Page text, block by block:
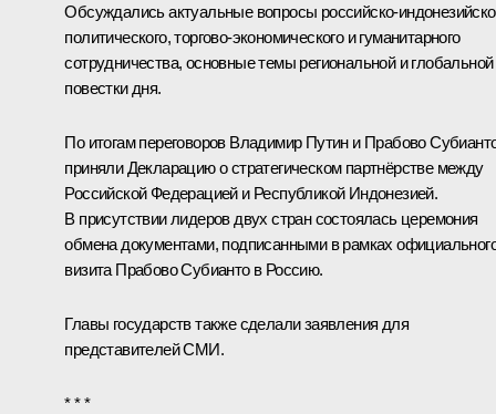
Обсуждались актуальные вопросы российско-
политического, торгово-экономического и гуманитарного
сотрудничества, основные темы региональной и глобальной
повестки дня.
По итогам переговоров Владимир Путин и Прабово
принялиДекларациюо стратегическом партнёрстве между
Российской Федерацией и Республикой Индонезией.
В присутствии лидеров двух стран состоялась церемония
обмена документами, подписанными в рамках
визита Прабово Субианто в Россию.
Главы государств также сделализаявления для
представителей СМИ.
* * *